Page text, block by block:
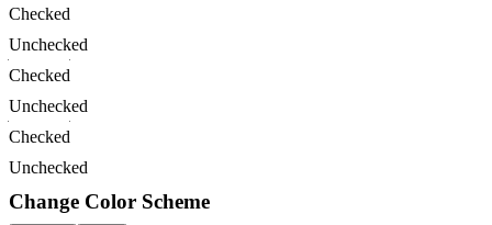
Checked
Unchecked
Checked
Unchecked
Checked
Unchecked
Change Color Scheme